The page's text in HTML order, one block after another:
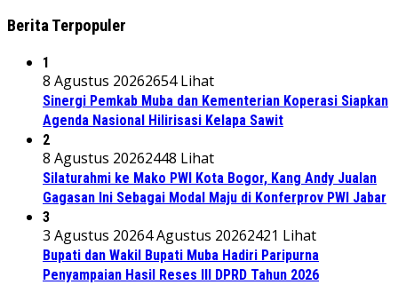
Berita Terpopuler
1
8 Agustus 20262654 Lihat
Sinergi Pemkab Muba dan Kementerian Koperasi Siapkan
Agenda Nasional Hilirisasi Kelapa Sawit
2
8 Agustus 20262448 Lihat
Silaturahmi ke Mako PWI Kota Bogor, Kang Andy Jualan
Gagasan Ini Sebagai Modal Maju di Konferprov PWI Jabar
3
3 Agustus 20264 Agustus 20262421 Lihat
Bupati dan Wakil Bupati Muba Hadiri Paripurna
Penyampaian Hasil Reses III DPRD Tahun 2026